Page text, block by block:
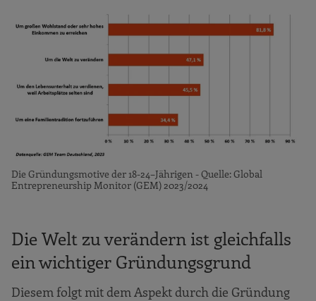
Die Gründungsmotive der 18-24–Jährigen - Quelle: Global
Entrepreneurship Monitor (GEM) 2023/2024
Die Welt zu verändern ist gleichfalls
ein wichtiger Gründungsgrund
Diesem folgt mit dem Aspekt durch die Gründung